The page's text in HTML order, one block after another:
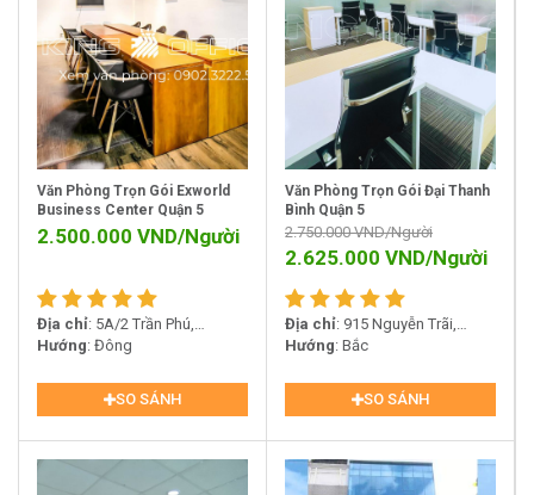
Văn Phòng Trọn Gói Exworld
Business Center Quận 5
2.500.000 VND/Người
Địa chỉ: 5A/2 Trần Phú,
Phường 4, Quận 5, TP. Hồ Chí
Hướng : Đông
SO SÁNH
Văn Phòng Trọn Gói Đại Thanh
Bình Quận 5
2.750.000VND/Người
2.625.000 VND/Người
Địa chỉ: 915 Nguyễn Trãi,
Phường 14, Quận 5, TP. Hồ Chí
Hướng : Bắc
SO SÁNH